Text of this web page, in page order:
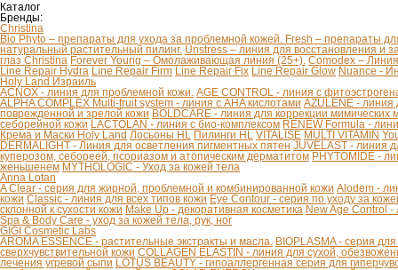
Каталог
Бренды:
Christina
Bio Phyto – препараты для ухода за проблемной кожей. Fresh – препараты
натуральный растительный пилинг. Unstress – линия для восстановления и
глаз Christina Forever Young – Омолаживающая линия (25+). Comodex –
Line Repair Hydra Line Repair Firm Line Repair Fix Line Repair Glow Nuance -
Holy Land Израиль
ACNOX - линия для проблемной кожи. AGE CONTROL - линия с
ALPHA COMPLEX Multi-fruit system - линия с AHA кислотами AZULENE - линия
поврежденной и зрелой кожи BOLDCARE - линия для коррекции мимических
себорейной кожи LACTOLAN - линия с био-комплексом RENEW Formula -
Крема и Маски Holy Land Лосьоны HL Пилинги HL VITALISE MULTI VITAMIN
DERMALIGHT - Линия для осветления пигментных пятен JUVELAST - линия
куперозом, себореей, псориазом и атопическим дерматитом PHYTOMIDE -
женьшенем MYTHOLOGIC - Уход за кожей тела
Anna Lotan
A Clear - серия для жирной, проблемной и комбинированной кожи Alodem -
кожи Classic - линия для всех типов кожи Eye Contour - серия по уходу за
склонной к сухости кожи Make Up - декоративная косметика New Age Control
Spa & Body Care - уход за кожей тела, рук, ног
GIGI Cosmetic Labs
AROMA ESSENCE - растительные экстракты и масла. BIOPLASMA - серия
сверхчувствительной кожи COLLAGEN ELASTIN - линия для сухой,
лечения угревой сыпи LOTUS BEAUTY - гипоаллергенная серия для